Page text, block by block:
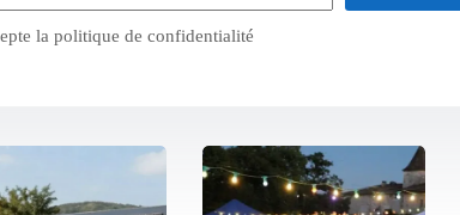
la politique de confidentialité